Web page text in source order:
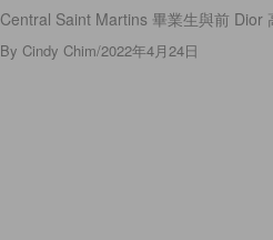
Central Saint Martins 畢業生與前 Dior
By Cindy Chim/2022年4月24日